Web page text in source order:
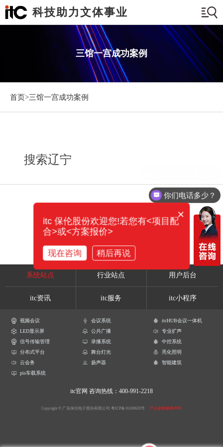
科技助力文体事业
三馆一宫成功案例
首页>三馆一宫成功案例
搜索辽宁
系统站点 行业站点 用户后台
itc资讯 itc服务 itc小程序
视频会议 会议系统
itcHUB会议一体机
LED显示屏
公共广播
专业扩声
信号传输管理
录播系统
中控系统
分布式平台
舞台灯光
亮化照明
云会务
扬声器
智能建筑
pis车载系统
itc官网 咨询热线：400-991-2218
Copyright © 广东保伦电子股份有限公司 粤ICP备16106620号 产品参数解释声明
你们电话多少？
×
itc 保伦股份欢迎您!若您有<项目配
合>或<方案报价>
现在咨询 稍后再说